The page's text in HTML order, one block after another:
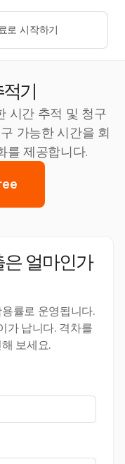
로 시작하기
기
시간 추적 및 청구
가능한 시간을 회
를 제공합니다.
은 얼마인가
률로 운영됩니다.
가 납니다. 격차를
보세요.